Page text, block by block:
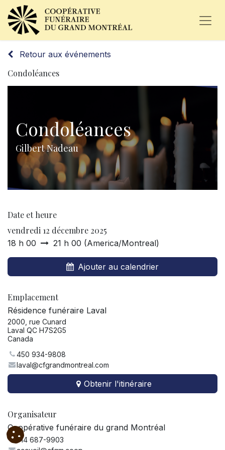
Retour aux événements
Condoléances
Condoléances
Gilbert Nadeau
Date et heure
vendredi 12 décembre 2025
18 h 00 21 h 00 (America/Montreal)
Ajouter au calendrier
Emplacement
Résidence funéraire Laval
2000, rue Cunard
Laval QC H7S2G5
Canada
450 934-9808
laval@cfgrandmontreal.com
Obtenir l'itinéraire
Organisateur
Coopérative funéraire du grand Montréal
514 687-9903